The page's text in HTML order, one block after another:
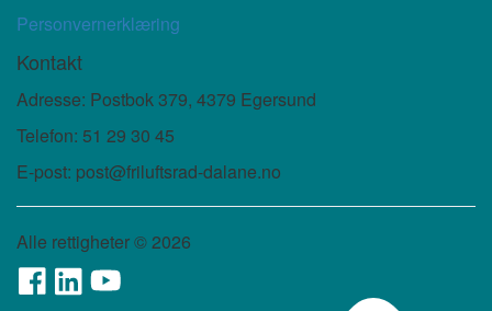
Personvernerklæring
Kontakt
Adresse: Postbok 379, 4379 Egersund
Telefon: 51 29 30 45
E-post: post@friluftsrad-dalane.no
Alle rettigheter ©2026